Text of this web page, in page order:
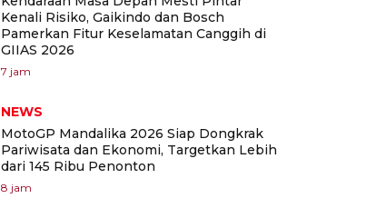
Kenali Risiko, Gaikindo dan Bosch
Pamerkan Fitur Keselamatan Canggih di
GIIAS 2026
7 jam
NEWS
MotoGP Mandalika 2026 Siap Dongkrak
Pariwisata dan Ekonomi, Targetkan Lebih
dari 145 Ribu Penonton
8 jam